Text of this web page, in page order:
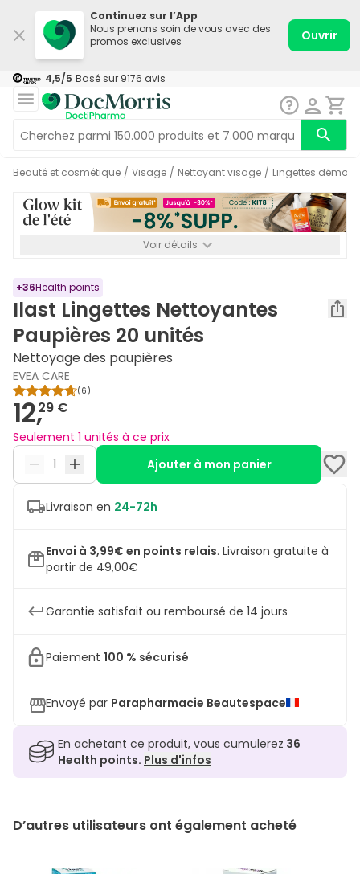
Continuez sur l’App
Nous prenons soin de vous avec des
promos exclusives
Ouvrir
4,5/5 Basé sur 9176 avis
Beauté et cosmétique / Visage / Nettoyant visage / Lingettes
Voir détails
+36Health points
Ilast Lingettes Nettoyantes
Paupières 20 unités
Nettoyage des paupières
EVEA CARE
(6)
12,29 €
Seulement 1 unités à ce prix
Ajouter à mon panier
Livraison en 24-72h
Envoi à 3,99€ en points relais. Livraison gratuite à
partir de 49,00€
Garantie satisfait ou remboursé de 14 jours
Paiement 100 % sécurisé
Envoyé par Parapharmacie Beautespace
En achetant ce produit, vous cumulerez 36
Health points. Plus d'infos
D’autres utilisateurs ont également acheté